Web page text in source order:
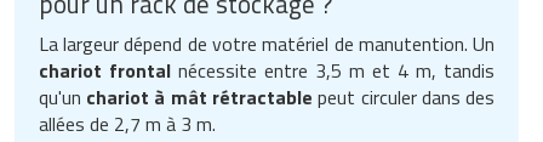
La largeur dépend de votre matériel de manutention. Un
chariot frontalnécessite entre 3,5 m et 4 m, tandis
qu'un chariot à mât rétractable peut circuler dans des
allées de 2,7 m à 3 m.